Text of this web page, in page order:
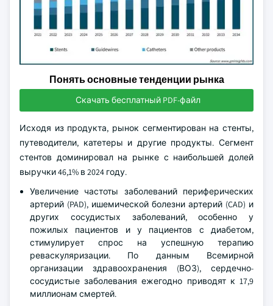
Понять основные тенденции рынка
Скачать бесплатный PDF-файл
Исходя из продукта, рынок сегментирован на стенты,
путеводители, катетеры и другие продукты. Сегмент
стентов доминировал на рынке с наибольшей долей
выручки 46,1% в 2024 году.
Увеличение частоты заболеваний периферических
артерий (PAD), ишемической болезни артерий (CAD) и
других сосудистых заболеваний, особенно у
пожилых пациентов и у пациентов с диабетом,
стимулирует спрос на успешную терапию
реваскуляризации. По данным Всемирной
организации здравоохранения (ВОЗ), сердечно-
сосудистые заболевания ежегодно приводят к 17,9
миллионам смертей.